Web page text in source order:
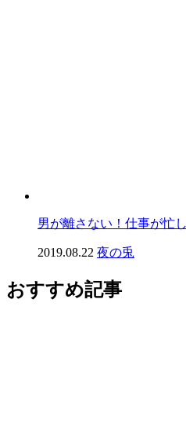
男が離さない！仕事が忙
2019.08.22 夜の兎
おすすめ記事